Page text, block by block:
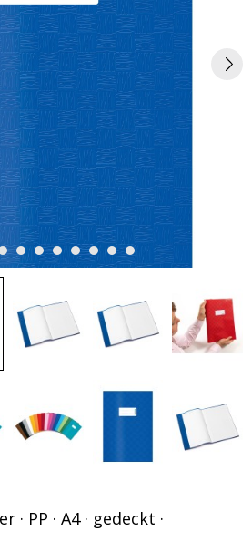
· PP · A4 · gedeckt ·